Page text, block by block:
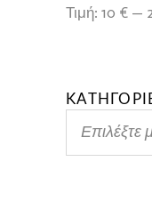
Ελάχιστη
τιμή
Μέγιστη
τιμή
Τιμή: 10 € —
Επιλέξτε